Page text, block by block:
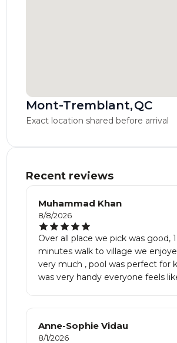
Mont-Tremblant,QC
Exact location shared before arrival
Recent reviews
Muhammad Khan
8/8/2026
Over all place we pick was good,
minutes walk to village we
very much , pool was perfect for
was very handy everyone feels
Anne-Sophie Vidau
8/1/2026